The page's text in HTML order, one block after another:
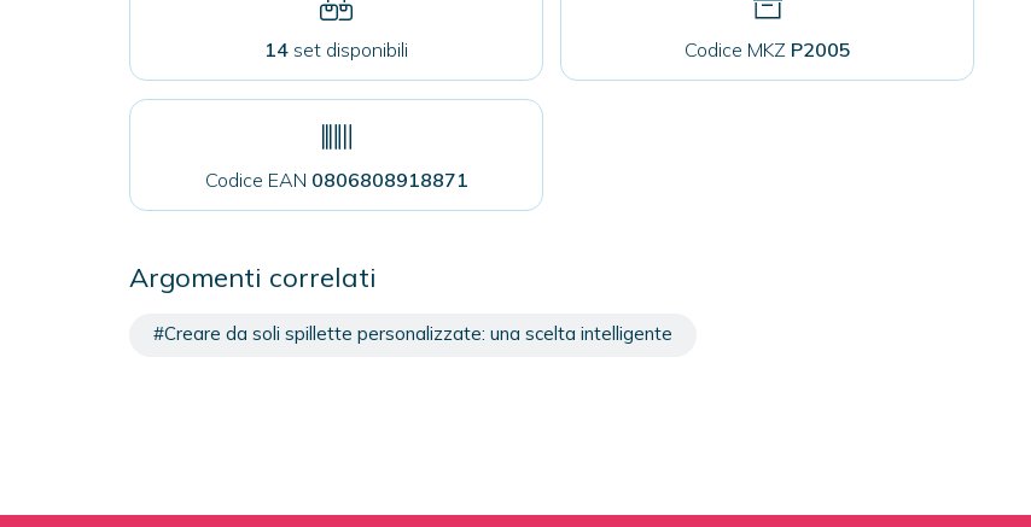
quantità
14 set disponibili Codice MKZ P2005
Codice EAN 0806808918871
Argomenti correlati
#Creare da soli spillette personalizzate: una scelta intelligente